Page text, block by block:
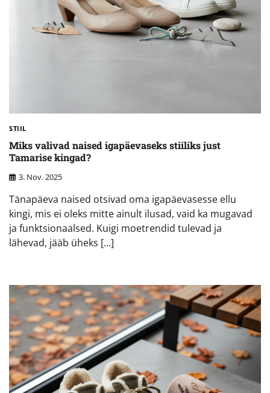
STIIL
Miks valivad naised igapäevaseks stiiliks just
Tamarise kingad?
3. Nov. 2025
Tänapäeva naised otsivad oma igapäevasesse ellu
kingi, mis ei oleks mitte ainult ilusad, vaid ka mugavad
ja funktsionaalsed. Kuigi moetrendid tulevad ja
lähevad, jääb üheks […]